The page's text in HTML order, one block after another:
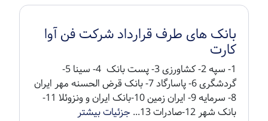
بانک های طرف قرارداد شرکت فن آوا
کارت
1- سپه 2- کشاورزی 3- پست بانک 4- سینا 5-
گردشگری 6- پاسارگاد 7- بانک قرض الحسنه مهر ایران
8- سرمایه 9- ایران زمین 10-بانک ایران و ونزوئلا 11-
بانک شهر 12-صادرات 13...
جزئیات بیشتر